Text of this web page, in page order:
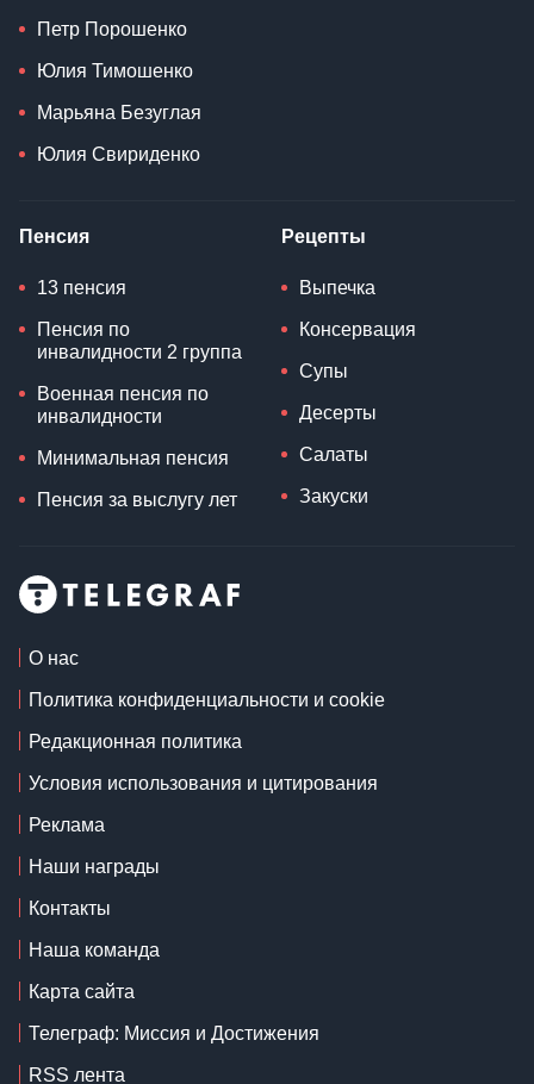
Петр Порошенко
Юлия Тимошенко
Марьяна Безуглая
Юлия Свириденко
Пенсия
13 пенсия
Пенсия по
инвалидности 2 группа
Военная пенсия по
инвалидности
Минимальная пенсия
Пенсия за выслугу лет
Рецепты
Выпечка
Консервация
Супы
Десерты
Салаты
Закуски
О нас
Политика конфиденциальности и cookie
Редакционная политика
Условия использования и цитирования
Реклама
Наши награды
Контакты
Наша команда
Карта сайта
Телеграф: Миссия и Достижения
RSS лента